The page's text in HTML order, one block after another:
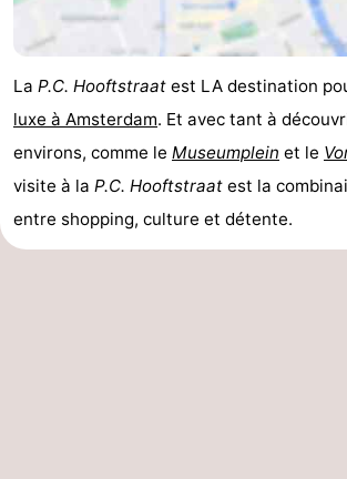
La P.C. Hooftstraat est LA destination
luxe à Amsterdam. Et avec tant à
environs, comme le Museumplein et le
visite à la P.C. Hooftstraat est la
entre shopping, culture et détente.